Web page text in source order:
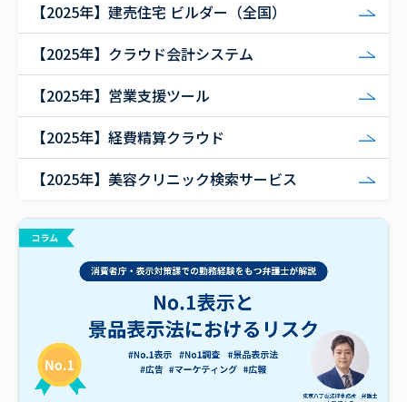
【2025年】建売住宅 ビルダー（全国）
【2025年】クラウド会計システム
【2025年】営業支援ツール
【2025年】経費精算クラウド
【2025年】美容クリニック検索サービス